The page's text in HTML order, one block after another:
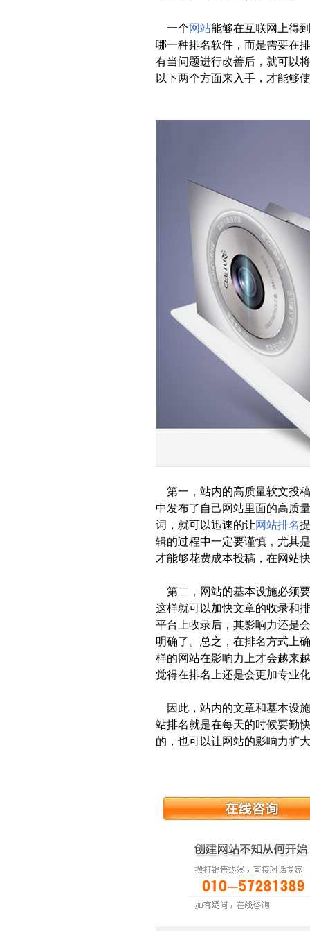
一个网站能够在互联网上得
哪一种排名软件，而是需要在
有当问题进行改善后，就可以
以下两个方面来入手，才能够
第一，站内的高质量软文投
中发布了自己网站里面的高质
词，就可以迅速的让网站排名
辑的过程中一定要谨慎，尤其
才能够花费成本投稿，在网站
第二，网站的基本设施必须
这样就可以加快文章的收录和
平台上收录后，其影响力还是
明确了。总之，在排名方式上
样的网站在影响力上才会越来
觉得在排名上还是会更加专业
因此，站内的文章和基本设
站排名就是在每天的时候要勤
的，也可以让网站的影响力扩